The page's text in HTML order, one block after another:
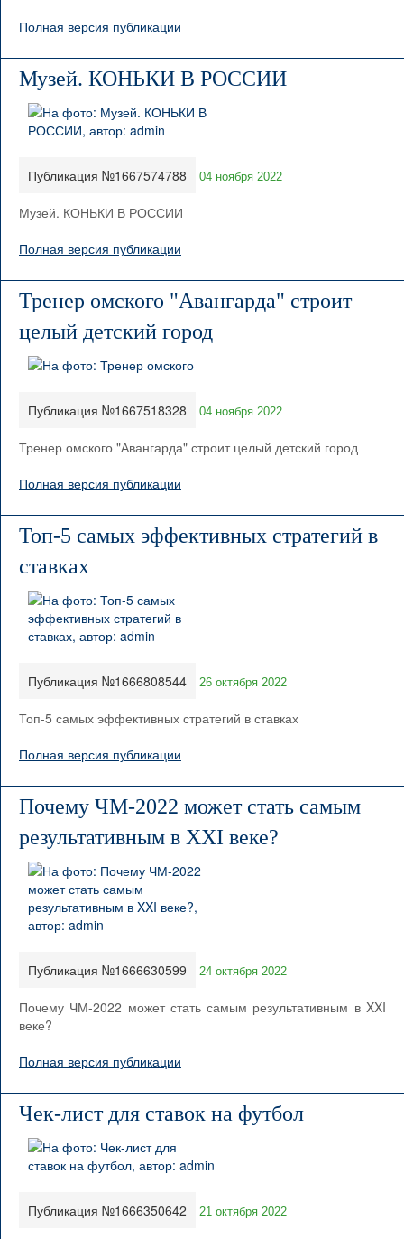
Полная версия публикации
Музей. КОНЬКИ В РОССИИ
Публикация №1667574788 04 ноября 2022
Музей. КОНЬКИ В РОССИИ
Полная версия публикации
Тренер омского "Авангарда" строит
целый детский город
Публикация №1667518328 04 ноября 2022
Тренер омского "Авангарда" строит целый детский город
Полная версия публикации
Топ-5 самых эффективных стратегий в
ставках
Публикация №1666808544 26 октября 2022
Топ-5 самых эффективных стратегий в ставках
Полная версия публикации
Почему ЧМ-2022 может стать самым
результативным в XXI веке?
Публикация №1666630599 24 октября 2022
Почему ЧМ-2022 может стать самым результативным в XXI
веке?
Полная версия публикации
Чек-лист для ставок на футбол
Публикация №1666350642 21 октября 2022